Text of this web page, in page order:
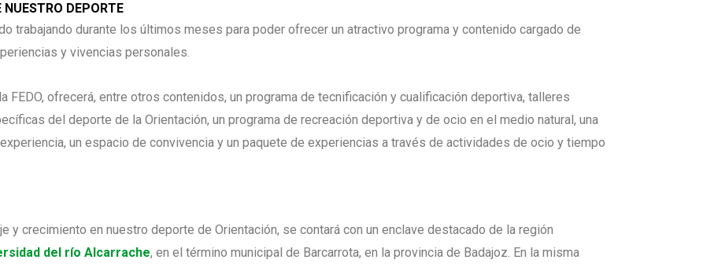
DEPORTE
trabajando durante los últimos meses para poder ofrecer un atractivo programa y contenido cargado de
y vivencias personales.
FEDO, ofrecerá, entre otros contenidos, un programa de tecnificación y cualificación deportiva, talleres
del deporte de la Orientación, un programa de recreación deportiva y de ocio en el medio natural, una
un espacio de convivencia y un paquete de experiencias a través de actividades de ocio y tiempo
y crecimiento en nuestro deporte de Orientación, se contará con un enclave destacado de la región
del río Alcarrache, en el término municipal de Barcarrota, en la provincia de Badajoz. En la misma